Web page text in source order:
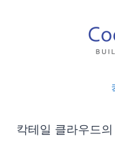
칵테일 클라우드